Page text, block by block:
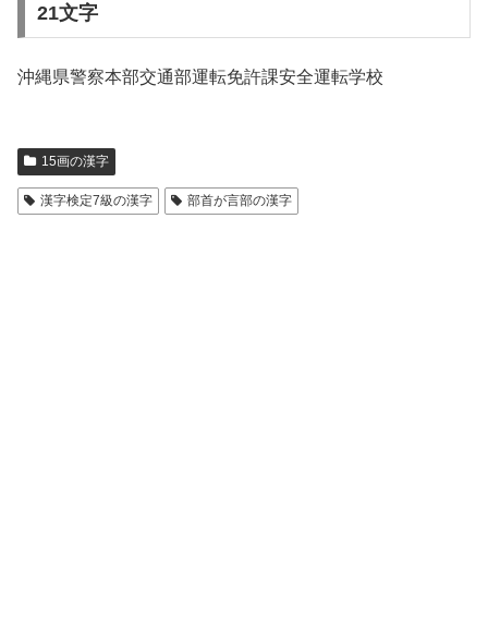
21文字
沖縄県警察本部交通部運転免許課安全運転学校
15画の漢字
漢字検定7級の漢字 部首が言部の漢字